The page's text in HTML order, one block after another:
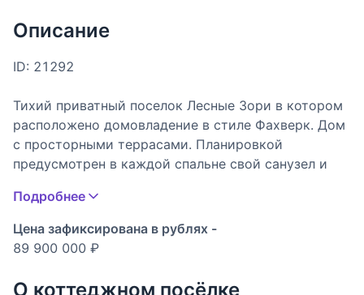
Описание
ID: 21292
Тихий приватный поселок Лесные Зори в котором
расположено домовладение в стиле Фахверк. Дом
с просторными террасами. Планировкой
предусмотрен в каждой спальне свой санузел и
Состав помещений:
кабинет/гостевая спальня, кухня-столовая,
Подробнее
Цена зафиксирована в рублях -
89 900 000 ₽
О коттеджном посёлке